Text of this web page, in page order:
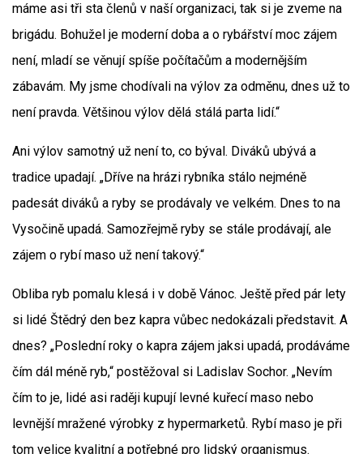
máme asi tři sta členů v naší organizaci, tak si je zveme na
brigádu. Bohužel je moderní doba a o rybářství moc zájem
není, mladí se věnují spíše počítačům a modernějším
zábavám. My jsme chodívali na výlov za odměnu, dnes už to
není pravda. Většinou výlov dělá stálá parta lidí.“
Ani výlov samotný už není to, co býval. Diváků ubývá a
tradice upadají. „Dříve na hrázi rybníka stálo nejméně
padesát diváků a ryby se prodávaly ve velkém. Dnes to na
Vysočině upadá. Samozřejmě ryby se stále prodávají, ale
zájem o rybí maso už není takový.“
Obliba ryb pomalu klesá i v době Vánoc. Ještě před pár lety
si lidé Štědrý den bez kapra vůbec nedokázali představit. A
dnes? „Poslední roky o kapra zájem jaksi upadá, prodáváme
čím dál méně ryb,“ postěžoval si Ladislav Sochor. „Nevím
čím to je, lidé asi raději kupují levné kuřecí maso nebo
levnější mražené výrobky z hypermarketů. Rybí maso je při
tom velice kvalitní a potřebné pro lidský organismus.